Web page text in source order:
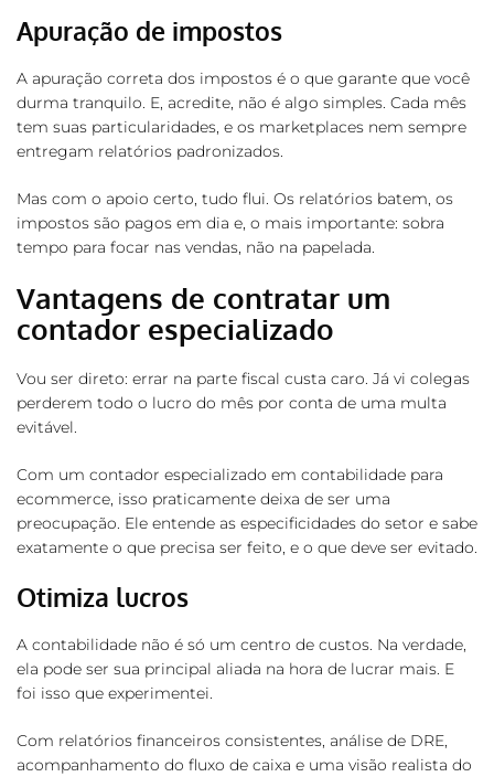
Apuração de impostos
A apuração correta dos impostos é o que garante que você
durma tranquilo. E, acredite, não é algo simples. Cada mês
tem suas particularidades, e os marketplaces nem sempre
entregam relatórios padronizados.
Mas com o apoio certo, tudo flui. Os relatórios batem, os
impostos são pagos em dia e, o mais importante: sobra
tempo para focar nas vendas, não na papelada.
Vantagens de contratar um
contador especializado
Vou ser direto: errar na parte fiscal custa caro. Já vi colegas
perderem todo o lucro do mês por conta de uma multa
evitável.
Com um contador especializado em contabilidade para
ecommerce, isso praticamente deixa de ser uma
preocupação. Ele entende as especificidades do setor e sabe
exatamente o que precisa ser feito, e o que deve ser evitado.
Otimiza lucros
A contabilidade não é só um centro de custos. Na verdade,
ela pode ser sua principal aliada na hora de lucrar mais. E
foi isso que experimentei.
Com relatórios financeiros consistentes, análise de DRE,
acompanhamento do fluxo de caixa e uma visão realista do